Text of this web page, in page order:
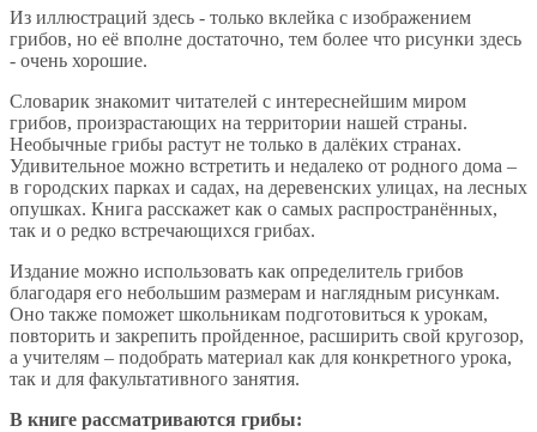
Из иллюстраций здесь - только вклейка с изображением
грибов, но её вполне достаточно, тем более что рисунки здесь
- очень хорошие.
Словарик знакомит читателей с интереснейшим миром
грибов, произрастающих на территории нашей страны.
Необычные грибы растут не только в далёких странах.
Удивительное можно встретить и недалеко от родного дома –
в городских парках и садах, на деревенских улицах, на лесных
опушках. Книга расскажет как о самых распространённых,
так и о редко встречающихся грибах.
Издание можно использовать как определитель грибов
благодаря его небольшим размерам и наглядным рисункам.
Оно также поможет школьникам подготовиться к урокам,
повторить и закрепить пройденное, расширить свой кругозор,
а учителям – подобрать материал как для конкретного урока,
так и для факультативного занятия.
В книге рассматриваются грибы: